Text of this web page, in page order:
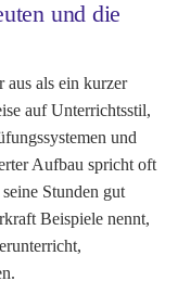
und die
aus als ein kurzer
auf Unterrichtsstil,
und
Aufbau spricht oft
Stunden gut
Beispiele nennt,